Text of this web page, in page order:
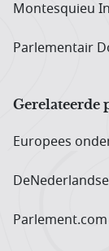
Montesquieu
Parlementair
Gerelateerde
Europees
Parlement.com